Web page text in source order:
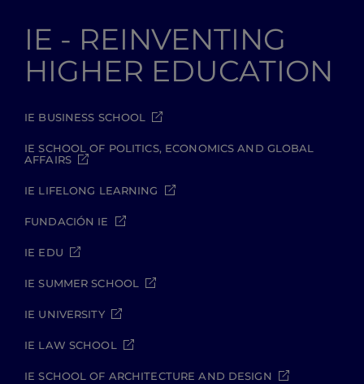
IE - REINVENTING
HIGHER EDUCATION
IE BUSINESS SCHOOL
IE SCHOOL OF POLITICS, ECONOMICS AND GLOBAL
AFFAIRS
IE LIFELONG LEARNING
FUNDACIÓN IE
IE EDU
IE SUMMER SCHOOL
IE UNIVERSITY
IE LAW SCHOOL
IE SCHOOL OF ARCHITECTURE AND DESIGN